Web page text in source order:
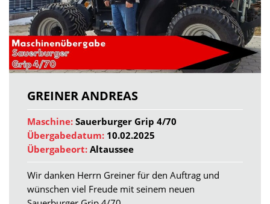
GREINER ANDREAS
Maschine: Sauerburger Grip 4/70
Übergabedatum: 10.02.2025
Übergabeort: Altaussee
Wir danken Herrn Greiner für den Auftrag und
wünschen viel Freude mit seinem neuen